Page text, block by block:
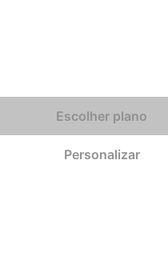
Escolher plano
Personalizar